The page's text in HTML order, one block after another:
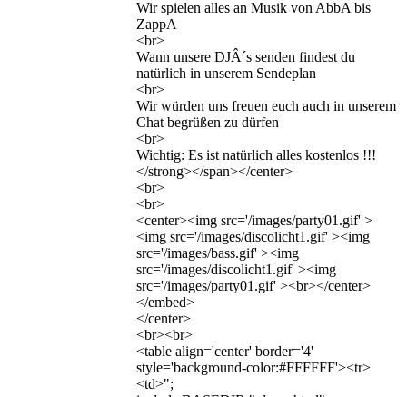
Wir spielen alles an Musik von AbbA bis
ZappA
<br>
Wann unsere DJÂ´s senden findest du
natürlich in unserem Sendeplan
<br>
Wir würden uns freuen euch auch in unserem
Chat begrüßen zu dürfen
<br>
Wichtig: Es ist natürlich alles kostenlos !!!
</strong></span></center>
<br>
<br>
<center><img src='/images/party01.gif' >
<img src='/images/discolicht1.gif' ><img
src='/images/bass.gif' ><img
src='/images/discolicht1.gif' ><img
src='/images/party01.gif' ><br></center>
</embed>
</center>
<br><br>
<table align='center' border='4'
style='background-color:#FFFFFF'><tr>
<td>";